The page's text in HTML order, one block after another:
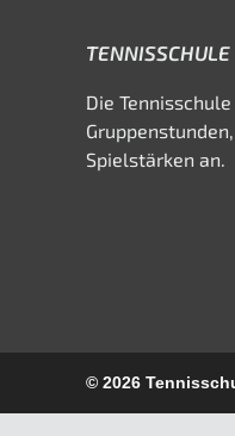
TENNISSCHULE
Die
Spielstärken an.
© 2026